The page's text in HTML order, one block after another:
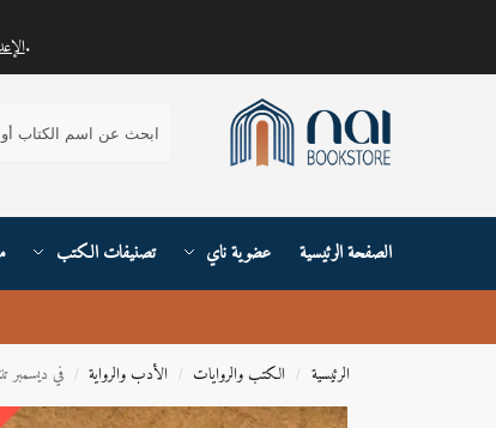
الصفحة الرئيسية عضوية ناي تصنيفات الكتب
الرئيسية / الكتب والروايات / الأدب والرواية / في ديسمبر
.